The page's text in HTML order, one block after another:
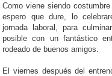
Como viene siendo
espero que dure, lo
jornada laboral, para
posible con un fantástico
rodeado de buenos amigos.
El viernes después del